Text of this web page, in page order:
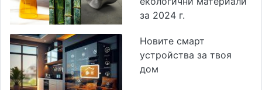
за 2024 г.
Новите смарт
устройства за твоя
дом